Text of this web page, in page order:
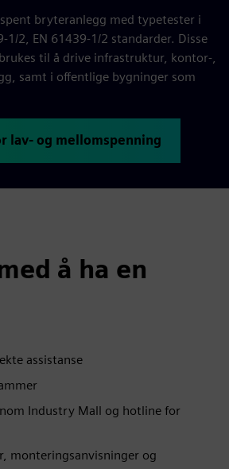
bryteranlegg med typetester i
1/2, EN 61439-1/2 standarder. Disse
til å drive infrastruktur, kontor-,
samt i offentlige bygninger som
lav- og mellomspenning
å ha en
assistanse
Industry Mall og hotline for
monteringsanvisninger og